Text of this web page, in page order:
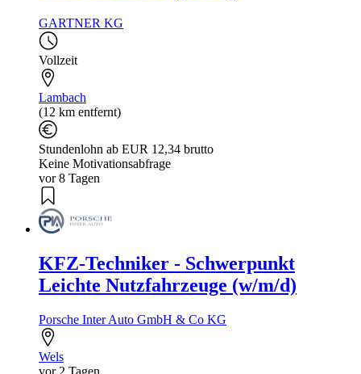
GARTNER KG
Vollzeit
Lambach
(12 km entfernt)
Stundenlohn ab EUR 12,34 brutto
Keine Motivationsabfrage
vor 8 Tagen
KFZ-Techniker - Schwerpunkt
Leichte Nutzfahrzeuge (w/m/d)
Porsche Inter Auto GmbH & Co KG
Wels